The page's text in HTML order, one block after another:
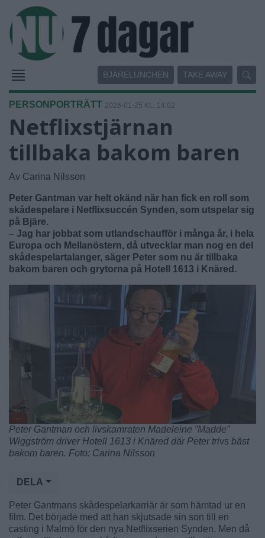
BJÄRELUNCHEN TAKE AWAY
PERSONPORTRÄTT 2026-01-25 KL. 14:02
Netflixstjärnan
tillbaka bakom baren
Av Carina Nilsson
Peter Gantman var helt okänd när han fick en roll som
skådespelare i Netflixsuccén Synden, som utspelar sig
på Bjäre.
– Jag har jobbat som utlandschaufför i många år, i hela
Europa och Mellanöstern, då utvecklar man nog en del
skådespelartalanger, säger Peter som nu är tillbaka
bakom baren och grytorna på Hotell 1613 i Knäred.
Peter Gantman och livskamraten Madeleine ”Madde”
Wiggström driver Hotell 1613 i Knäred där Peter trivs bäst
bakom baren. Foto: Carina Nilsson
DELA
Peter Gantmans skådespelarkarriär är som hämtad ur en
film. Det började med att han skjutsade sin son till en
casting i Malmö för den nya Netflixserien Synden. Men då